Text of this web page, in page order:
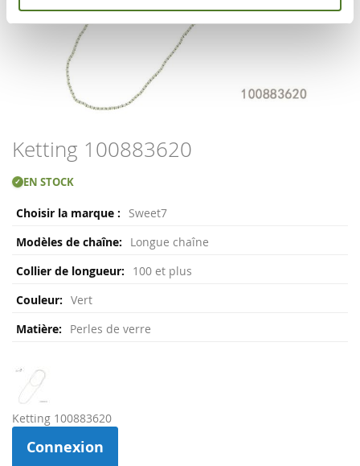
Skip
to
the
beginning
of
the
images
Ketting 100883620
✓ EN STOCK
d'infos
Sweet7
Longue chaîne
100 et plus
Vert
Perles de verre
Ketting 100883620
Connexion